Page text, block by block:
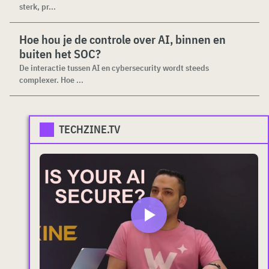
sterk, pr...
Hoe hou je de controle over AI, binnen en
buiten het SOC?
De interactie tussen AI en cybersecurity wordt steeds
complexer. Hoe ...
TECHZINE.TV